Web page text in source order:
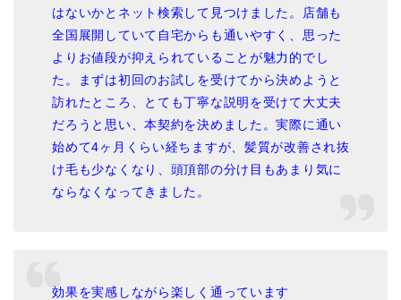
はないかとネット検索して見つけました。店舗も
全国展開していて自宅からも通いやすく、思った
よりお値段が抑えられていることが魅力的でし
た。まずは初回のお試しを受けてから決めようと
訪れたところ、とても丁寧な説明を受けて大丈夫
だろうと思い、本契約を決めました。実際に通い
始めて4ヶ月くらい経ちますが、髪質が改善され抜
け毛も少なくなり、頭頂部の分け目もあまり気に
ならなくなってきました。
効果を実感しながら楽しく通っています